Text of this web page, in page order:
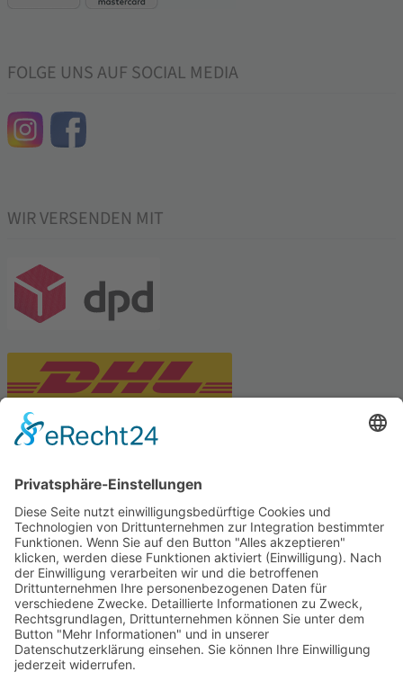
FOLGE UNS AUF SOCIAL MEDIA
WIR VERSENDEN MIT
Tekal – Textile Lebensqualität
Exklusive moderne & Orientteppiche
Feuerwerk XXL
Pyrotechnik online bestellen